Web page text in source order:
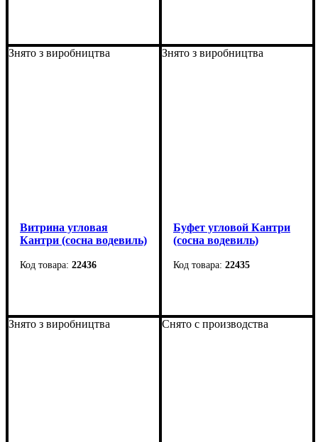
Высота: 52,5 см
Глубина: 38,5 см
Высота: 77 см
Глубина: 68 см
Знято з виробництва
Витрина угловая
Кантри (сосна водевиль)
22436
Высота: 115 см
Глубина: 58,5 см
Знято з виробництва
Буфет угловой Кантри
(сосна водевиль)
22435
Высота: 90,5 см
Глубина: 60,5 см
Знято з виробництва Снято с производства